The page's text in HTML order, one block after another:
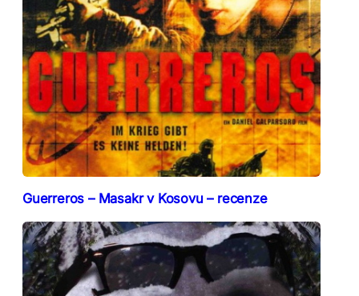
Guerreros – Masakr v Kosovu – recenze